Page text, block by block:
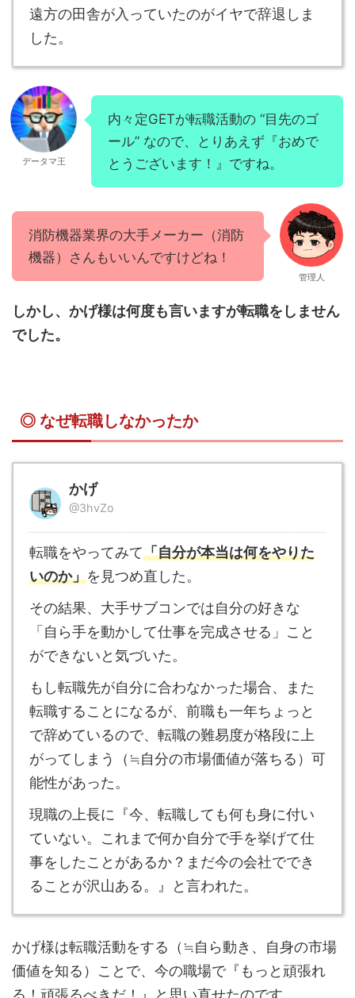
遠方の田舎が入っていたのがイヤで辞退しま
した。
データマ王
内々定GETが転職活動の “目先のゴ
ール” なので、とりあえず『おめで
とうございます！』ですね。
消防機器業界の大手メーカー（消防
機器）さんもいいんですけどね！
管理人
しかし、かげ様は何度も言いますが転職をしません
でした。
◎ なぜ転職しなかったか
かげ
@3hvZo
転職をやってみて「自分が本当は何をやりた
いのか」を見つめ直した。
その結果、大手サブコンでは自分の好きな
「自ら手を動かして仕事を完成させる」こと
ができないと気づいた。
もし転職先が自分に合わなかった場合、また
転職することになるが、前職も一年ちょっと
で辞めているので、転職の難易度が格段に上
がってしまう（≒自分の市場価値が落ちる）可
能性があった。
現職の上長に『今、転職しても何も身に付い
ていない。これまで何か自分で手を挙げて仕
事をしたことがあるか？まだ今の会社ででき
ることが沢山ある。』と言われた。
かげ様は転職活動をする（≒自ら動き、自身の市場
価値を知る）ことで、今の職場で『もっと頑張れ
る！頑張るべきだ！』と思い直せたのです。